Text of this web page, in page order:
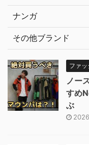
ナンガ
その他ブランド
ファッ
ノー
すめ
ぶ